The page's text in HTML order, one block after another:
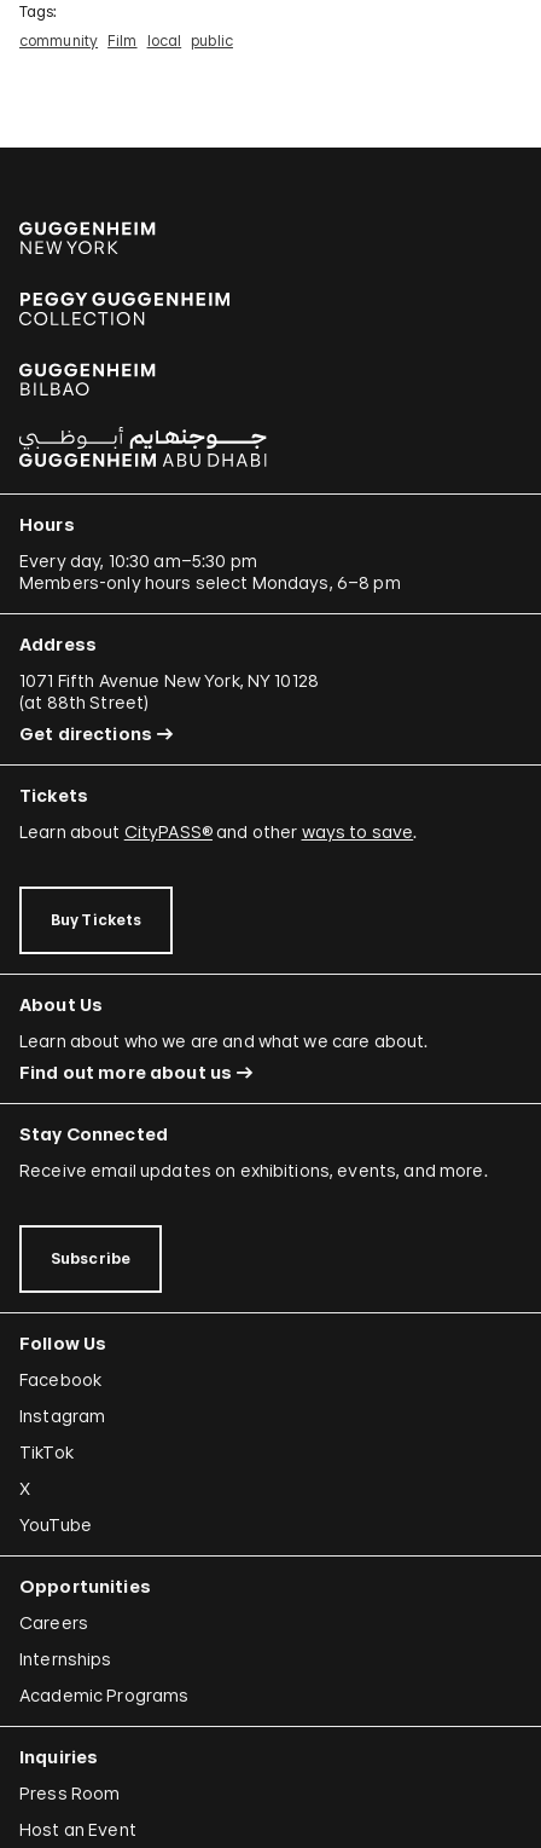
Tags:
community Film local public
Hours
Every day, 10:30 am–5:30 pm
Members-only hours select Mondays, 6–8 pm
Address
1071 Fifth Avenue New York, NY 10128
(at 88th Street)
Get directions
Tickets
Learn about CityPASS®and other ways to save.
Buy Tickets
About Us
Learn about who we are and what we care about.
Find out more about us
Stay Connected
Receive email updates on exhibitions, events, and more.
Subscribe
Follow Us
Facebook
Instagram
TikTok
X
YouTube
Opportunities
Careers
Internships
Academic Programs
Inquiries
Press Room
Host an Event